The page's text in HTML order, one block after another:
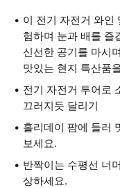
이 전기 자전거 와인
험하며 눈과 배를 즐
신선한 공기를 마시
맛있는 현지 특산품
전기 자전거 투어로
끄러지듯 달리기
홀리데이 팜에 들러
보세요.
반짝이는 수평선 너
상하세요.